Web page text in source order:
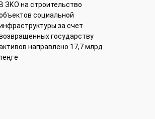
В ЗКО на строительство
социальной
за счет
государству
направлено 17,7 млрд
теңге